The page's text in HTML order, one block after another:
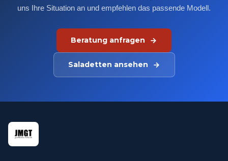
uns Ihre Situation an und empfehlen das passende Modell.
Beratung anfragen
Saladetten ansehen